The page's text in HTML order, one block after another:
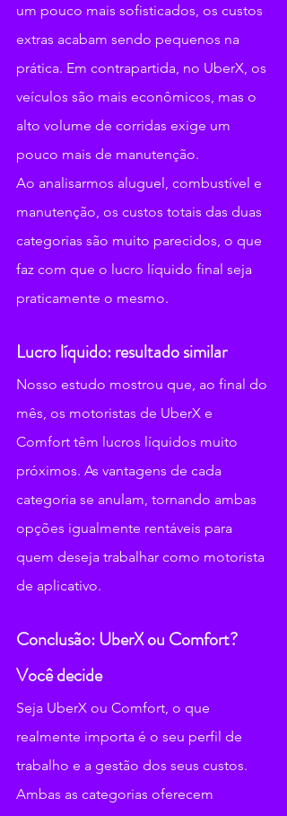
um pouco mais sofisticados, os custos
extras acabam sendo pequenos na
prática. Em contrapartida, no UberX, os
veículos são mais econômicos, mas o
alto volume de corridas exige um
pouco mais de manutenção.
Ao analisarmos aluguel, combustível e
manutenção, os custos totais das duas
categorias são muito parecidos, o que
faz com que o lucro líquido final seja
praticamente o mesmo.
Lucro líquido: resultado similar
Nosso estudo mostrou que, ao final do
mês, os motoristas de UberX e
Comfort têm lucros líquidos muito
próximos. As vantagens de cada
categoria se anulam, tornando ambas
opções igualmente rentáveis para
quem deseja trabalhar como motorista
de aplicativo.
Conclusão: UberX ou Comfort?
Você decide
Seja UberX ou Comfort, o que
realmente importa é o seu perfil de
trabalho e a gestão dos seus custos.
Ambas as categorias oferecem